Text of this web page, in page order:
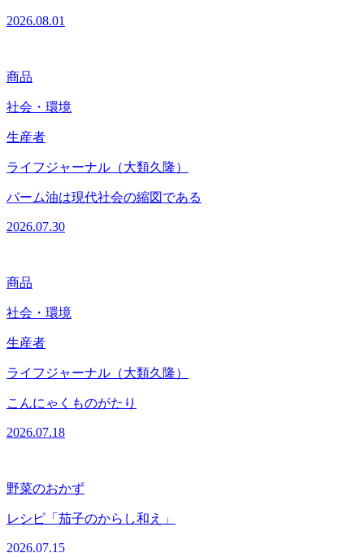
2026.08.01
商品
社会・環境
生産者
ライフジャーナル（大類久隆）
パーム油は現代社会の縮図である
2026.07.30
商品
社会・環境
生産者
ライフジャーナル（大類久隆）
こんにゃくものがたり
2026.07.18
野菜のおかず
レシピ「茄子のからし和え」
2026.07.15